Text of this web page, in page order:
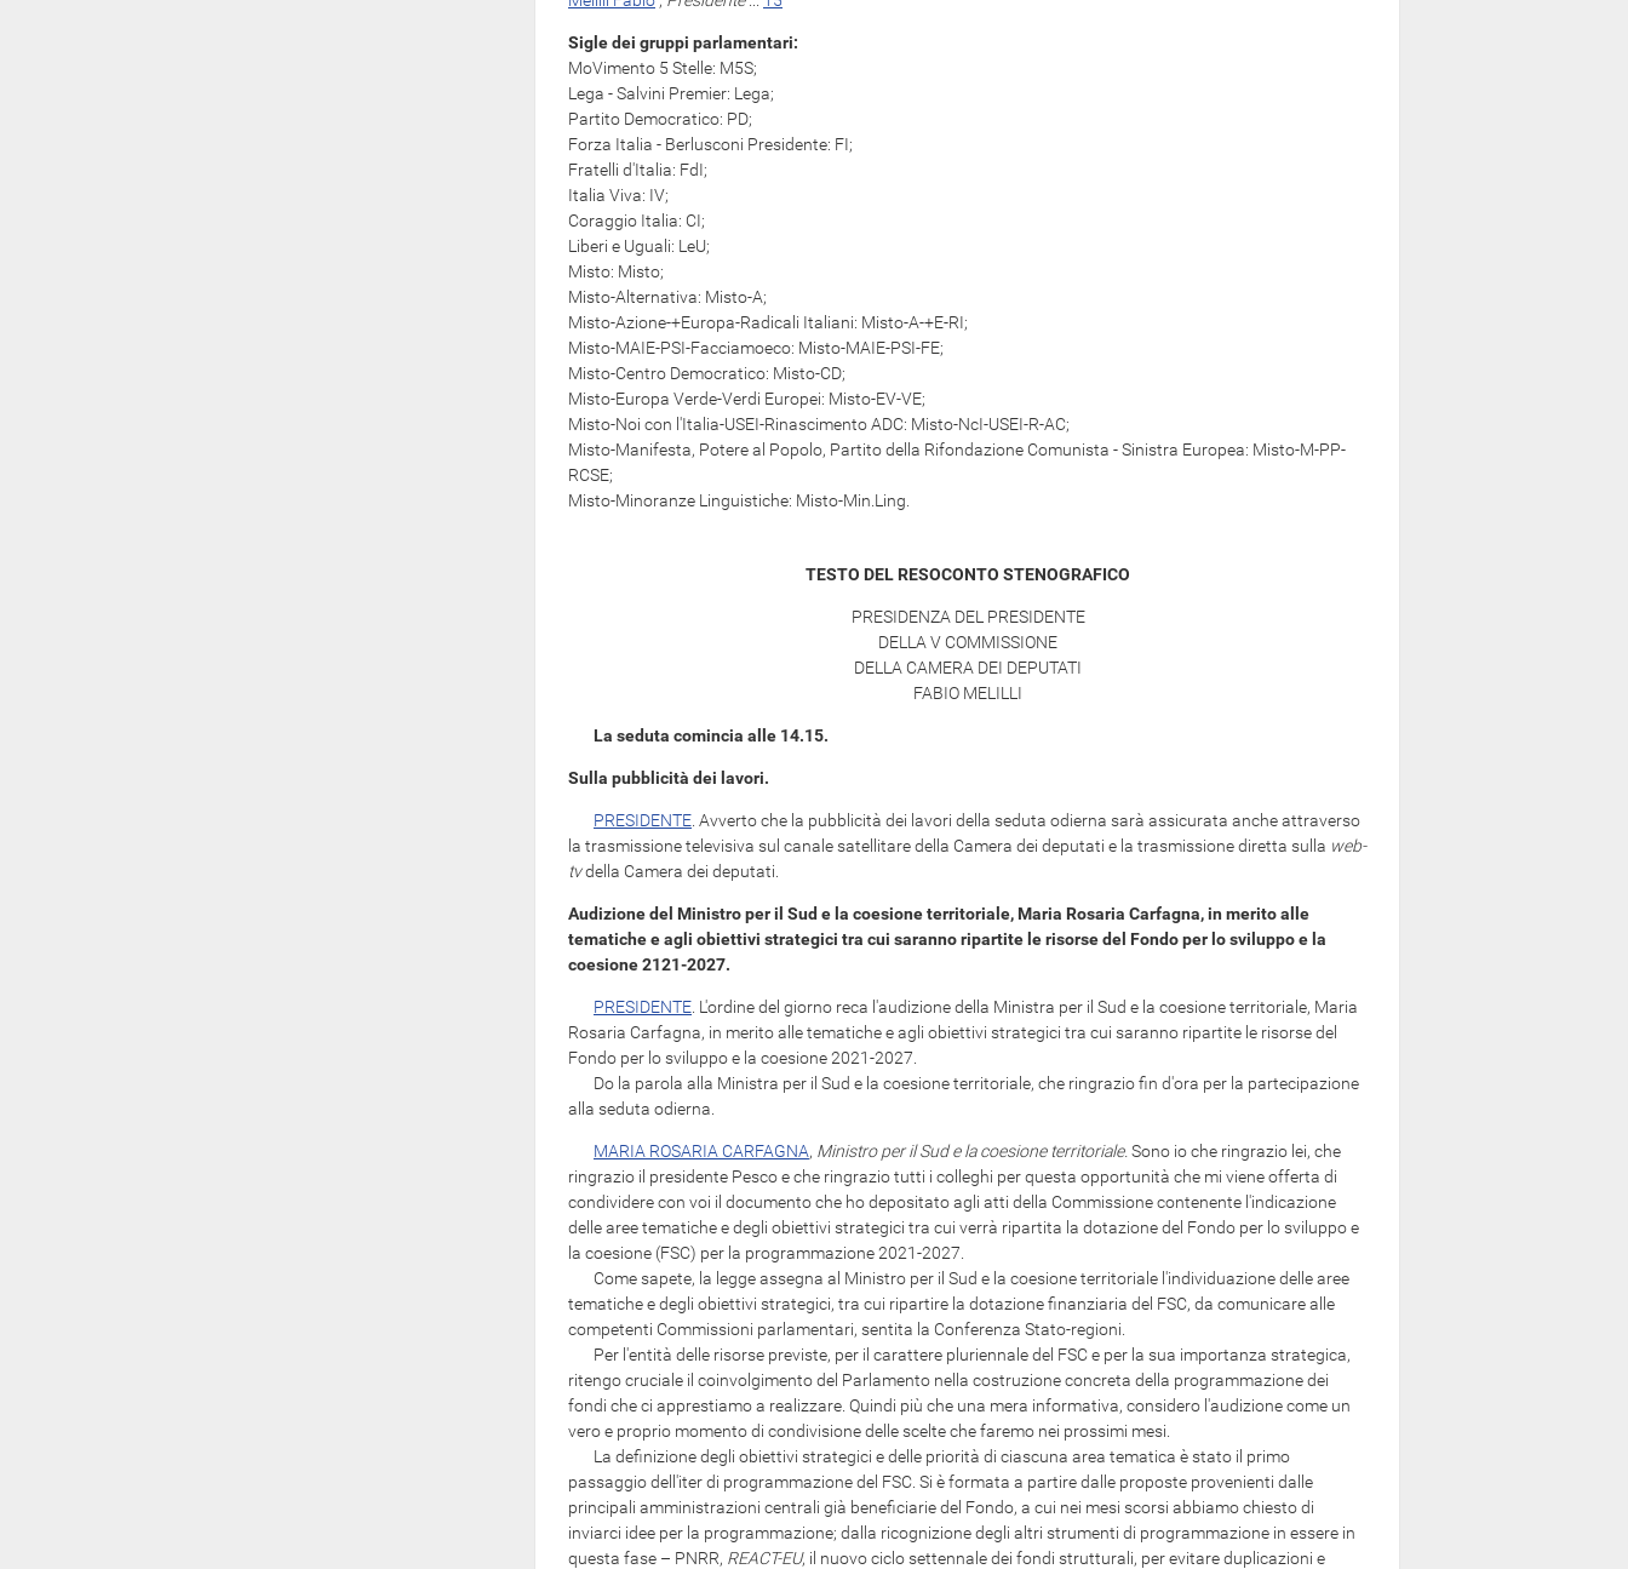
Sigle dei gruppi parlamentari:
MoVimento 5 Stelle: M5S;
Lega - Salvini Premier: Lega;
Partito Democratico: PD;
Forza Italia - Berlusconi Presidente: FI;
Fratelli d'Italia: FdI;
Italia Viva: IV;
Coraggio Italia: CI;
Liberi e Uguali: LeU;
Misto: Misto;
Misto-Alternativa: Misto-A;
Misto-Azione-+Europa-Radicali Italiani: Misto-A-+E-RI;
Misto-MAIE-PSI-Facciamoeco: Misto-MAIE-PSI-FE;
Misto-Centro Democratico: Misto-CD;
Misto-Europa Verde-Verdi Europei: Misto-EV-VE;
Misto-Noi con l'Italia-USEI-Rinascimento ADC: Misto-NcI-USEI-R-AC;
Misto-Manifesta, Potere al Popolo, Partito della Rifondazione Comunista - Sinistra Europea: Misto-M-PP-
RCSE;
Misto-Minoranze Linguistiche: Misto-Min.Ling.
TESTO DEL RESOCONTO STENOGRAFICO
PRESIDENZA DEL PRESIDENTE
DELLA V COMMISSIONE
DELLA CAMERA DEI DEPUTATI
FABIO MELILLI
La seduta comincia alle 14.15.
Sulla pubblicità dei lavori.
PRESIDENTE . Avverto che la pubblicità dei lavori della seduta odierna sarà assicurata anche attraverso
la trasmissione televisiva sul canale satellitare della Camera dei deputati e la trasmissione diretta sulla web-
tvdella Camera dei deputati.
Audizione del Ministro per il Sud e la coesione territoriale, Maria Rosaria Carfagna, in merito alle
tematiche e agli obiettivi strategici tra cui saranno ripartite le risorse del Fondo per lo sviluppo e la
coesione 2121-2027.
PRESIDENTE . L'ordine del giorno reca l'audizione della Ministra per il Sud e la coesione territoriale, Maria
Rosaria Carfagna, in merito alle tematiche e agli obiettivi strategici tra cui saranno ripartite le risorse del
Fondo per lo sviluppo e la coesione 2021-2027.
Do la parola alla Ministra per il Sud e la coesione territoriale, che ringrazio fin d'ora per la partecipazione
alla seduta odierna.
MARIA ROSARIA CARFAGNA, Ministro per il Sud e la coesione territoriale. Sono io che ringrazio lei, che
ringrazio il presidente Pesco e che ringrazio tutti i colleghi per questa opportunità che mi viene offerta di
condividere con voi il documento che ho depositato agli atti della Commissione contenente l'indicazione
delle aree tematiche e degli obiettivi strategici tra cui verrà ripartita la dotazione del Fondo per lo sviluppo e
la coesione (FSC) per la programmazione 2021-2027.
Come sapete, la legge assegna al Ministro per il Sud e la coesione territoriale l'individuazione delle aree
tematiche e degli obiettivi strategici, tra cui ripartire la dotazione finanziaria del FSC, da comunicare alle
competenti Commissioni parlamentari, sentita la Conferenza Stato-regioni.
Per l'entità delle risorse previste, per il carattere pluriennale del FSC e per la sua importanza strategica,
ritengo cruciale il coinvolgimento del Parlamento nella costruzione concreta della programmazione dei
fondi che ci apprestiamo a realizzare. Quindi più che una mera informativa, considero l'audizione come un
vero e proprio momento di condivisione delle scelte che faremo nei prossimi mesi.
La definizione degli obiettivi strategici e delle priorità di ciascuna area tematica è stato il primo
passaggio dell'iter di programmazione del FSC. Si è formata a partire dalle proposte provenienti dalle
principali amministrazioni centrali già beneficiarie del Fondo, a cui nei mesi scorsi abbiamo chiesto di
inviarci idee per la programmazione; dalla ricognizione degli altri strumenti di programmazione in essere in
questa fase – PNRR, REACT-EU, il nuovo ciclo settennale dei fondi strutturali, per evitare duplicazioni e